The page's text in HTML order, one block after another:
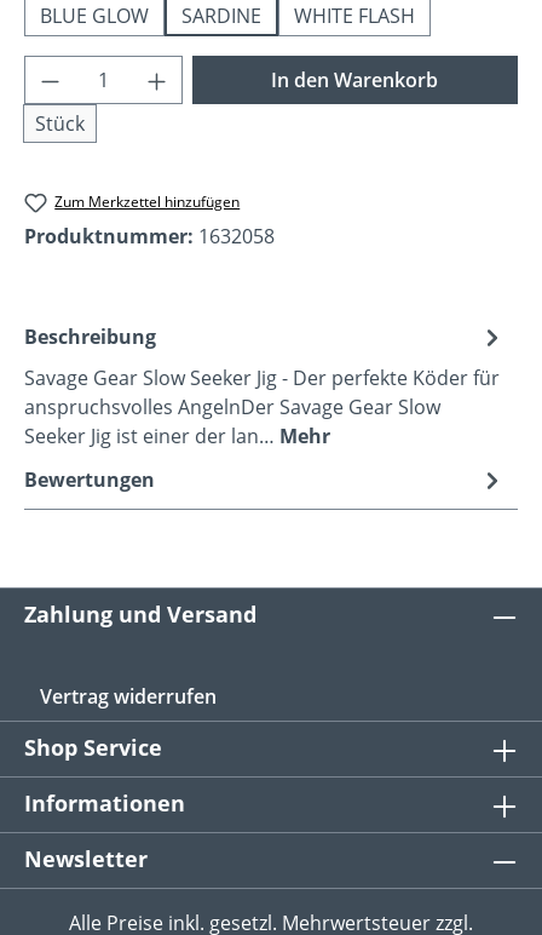
BLUE GLOW
SARDINE WHITE FLASH
Produkt Anzahl: Gib den gewünschten
Stück
In den Warenkorb
Zum Merkzettel hinzufügen
Produktnummer: 1632058
Beschreibung
Savage Gear Slow Seeker Jig - Der perfekte Köder für
anspruchsvolles AngelnDer Savage Gear Slow
Seeker Jig ist einer der lan… Mehr
Bewertungen
Zahlung und Versand
Vertrag widerrufen
Shop Service
Informationen
Newsletter
Alle Preise inkl. gesetzl. Mehrwertsteuer zzgl.